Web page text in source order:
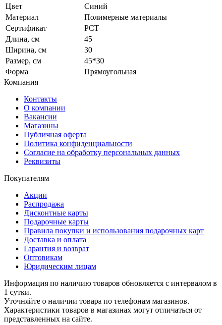
Цвет
Синий
Материал
Полимерные материалы
Сертификат
РСТ
Длина, см
45
Ширина, см
30
Размер, см
45*30
Форма
Прямоугольная
Компания
Контакты
О компании
Вакансии
Магазины
Публичная оферта
Политика конфиденциальности
Согласие на обработку персональных данных
Реквизиты
Покупателям
Акции
Распродажа
Дисконтные карты
Подарочные карты
Правила покупки и использования подарочных карт
Доставка и оплата
Гарантия и возврат
Оптовикам
Юридическим лицам
Информация по наличию товаров обновляется с интервалом в
1 сутки.
Уточняйте о наличии товара по телефонам магазинов.
Характеристики товаров в магазинах могут отличаться от
представленных на сайте.